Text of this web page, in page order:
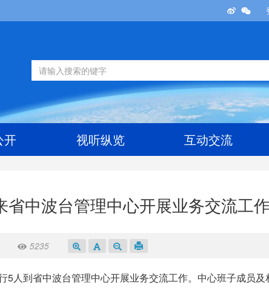
开 视听纵览 互动交流
中波台管理中心开展业务交流工作
5235
人到省中波台管理中心开展业务交流工作。中心班子成员及